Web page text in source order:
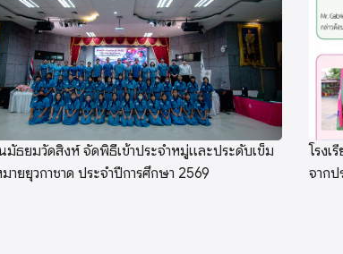
นมัธยมวัดสิงห์ จัดพิธีเข้าประจำหมู่และประดับเข็ม
ายยุวกาชาด ประจำปีการศึกษา 2569
โรง
จากป